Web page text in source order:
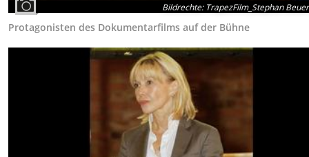
Bildrechte:TrapezFilm_Stephan
Protagonisten des Dokumentarfilms auf der Bühne